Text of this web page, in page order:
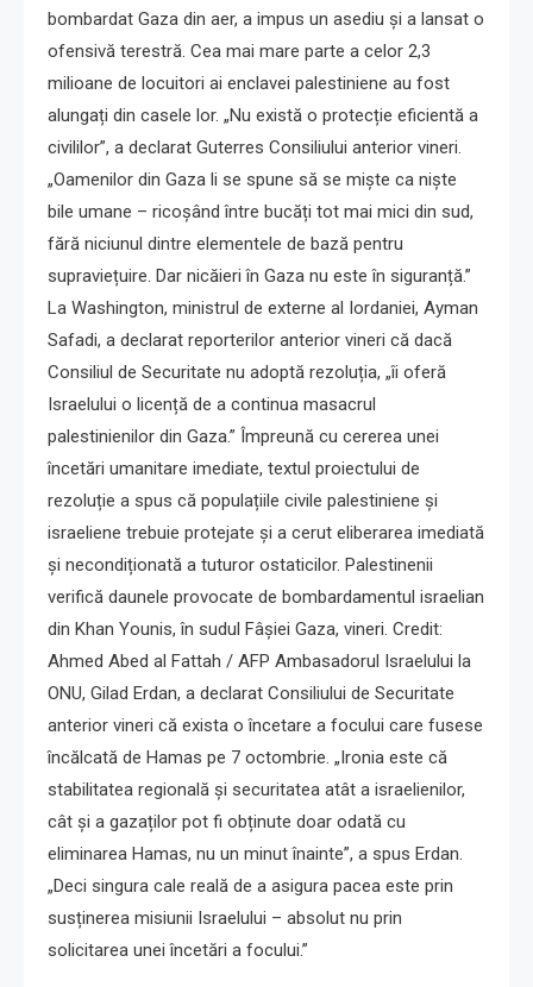
bombardat Gaza din aer, a impus un asediu și a lansat o
ofensivă terestră. Cea mai mare parte a celor 2,3
milioane de locuitori ai enclavei palestiniene au fost
alungați din casele lor. „Nu există o protecție eficientă a
civililor”, a declarat Guterres Consiliului anterior vineri.
„Oamenilor din Gaza li se spune să se miște ca niște
bile umane – ricoșând între bucăți tot mai mici din sud,
fără niciunul dintre elementele de bază pentru
supraviețuire. Dar nicăieri în Gaza nu este în siguranță.”
La Washington, ministrul de externe al Iordaniei, Ayman
Safadi, a declarat reporterilor anterior vineri că dacă
Consiliul de Securitate nu adoptă rezoluția, „îi oferă
Israelului o licență de a continua masacrul
palestinienilor din Gaza.” Împreună cu cererea unei
încetări umanitare imediate, textul proiectului de
rezoluție a spus că populațiile civile palestiniene și
israeliene trebuie protejate și a cerut eliberarea imediată
și necondiționată a tuturor ostaticilor. Palestinenii
verifică daunele provocate de bombardamentul israelian
din Khan Younis, în sudul Fâșiei Gaza, vineri. Credit:
Ahmed Abed al Fattah / AFP Ambasadorul Israelului la
ONU, Gilad Erdan, a declarat Consiliului de Securitate
anterior vineri că exista o încetare a focului care fusese
încălcată de Hamas pe 7 octombrie. „Ironia este că
stabilitatea regională și securitatea atât a israelienilor,
cât și a gazaților pot fi obținute doar odată cu
eliminarea Hamas, nu un minut înainte”, a spus Erdan.
„Deci singura cale reală de a asigura pacea este prin
susținerea misiunii Israelului – absolut nu prin
solicitarea unei încetări a focului.”